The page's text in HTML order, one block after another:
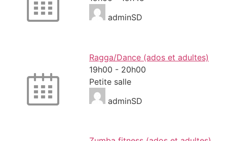
adminSD
Ragga/Dance (ados et adultes)
19h00 - 20h00
Petite salle
adminSD